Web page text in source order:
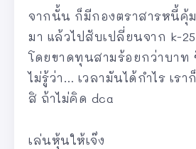
จากนั้น ก็มีกองตราสารหนี้คุ้ม
มา แล้วไปสับเปลี่ยนจาก k-
โดยขาดทุนสามร้อยกว่าบาท
ไม่รู้ว่า… เวลามันได้กำไร เร
สิ ถ้าไม่คิด dca
เล่นหุ้นให้เจ๊ง